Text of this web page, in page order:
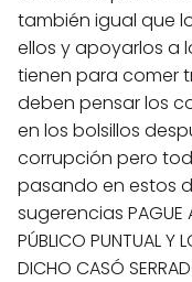
también igual que
ellos y apoyarlos a
tienen para comer
deben pensar los
en los bolsillos
corrupción pero
pasando en estos
sugerencias PAGUE
PÚBLICO PUNTUAL Y
DICHO CASÓ